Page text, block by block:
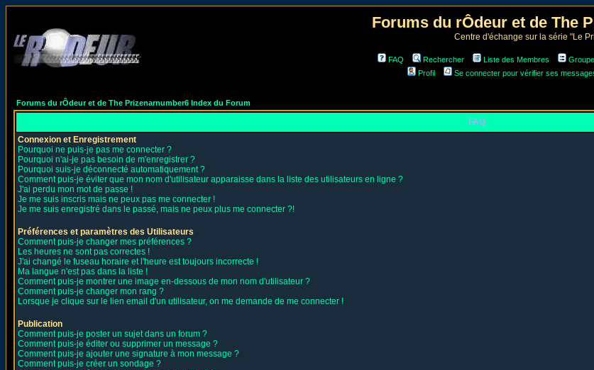
Forums du rÔdeur et de The
Centre d'échange sur la série "Le
FAQ Rechercher Liste des Membres
Profil
Se connecter pour vérifier ses
Forums du rÔdeur et de The Prizenarnumber6 Index du Forum
FAQ
Connexion et Enregistrement
Pourquoi ne puis-je pas me connecter ?
Pourquoi n'ai-je pas besoin de m'enregistrer ?
Pourquoi suis-je déconnecté automatiquement ?
Comment puis-je éviter que mon nom d'utilisateur apparaisse dans la liste des utilisateurs en ligne ?
J'ai perdu mon mot de passe !
Je me suis inscris mais ne peux pas me connecter !
Je me suis enregistré dans le passé, mais ne peux plus me connecter ?!
Préférences et paramètres des Utilisateurs
Comment puis-je changer mes préférences ?
Les heures ne sont pas correctes !
J'ai changé le fuseau horaire et l'heure est toujours incorrecte !
Ma langue n'est pas dans la liste !
Comment puis-je montrer une image en-dessous de mon nom d'utilisateur ?
Comment puis-je changer mon rang ?
Lorsque je clique sur le lien email d'un utilisateur, on me demande de me connecter !
Publication
Comment puis-je poster un sujet dans un forum ?
Comment puis-je éditer ou supprimer un message ?
Comment puis-je ajouter une signature à mon message ?
Comment puis-je créer un sondage ?